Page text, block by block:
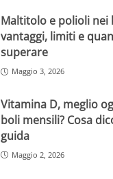
Maltitolo e polioli nei
vantaggi, limiti e
superare
Maggio 3, 2026
Vitamina D, meglio
boli mensili? Cosa
guida
Maggio 2, 2026